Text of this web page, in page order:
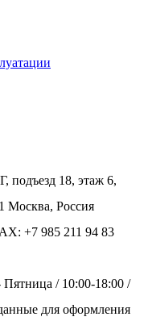
подъезд 18, этаж 6,
Москва, Россия
+7 985 211 94 83
/ 10:00-18:00 /
для оформления